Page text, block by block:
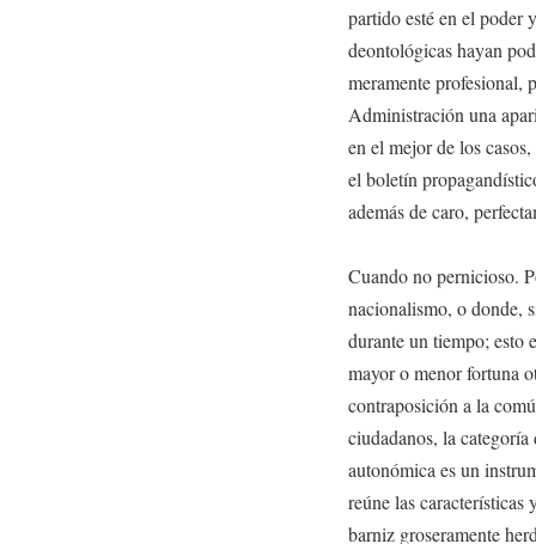
partido esté en el poder
deontológicas hayan
meramente profesional,
Administración una
en el mejor de los
el boletín
además de caro,
Cuando no pernicioso.
nacionalismo, o donde,
durante un tiempo; esto
mayor o menor fortuna
contraposición a la
ciudadanos, la
autonómica es un
reúne las características
barniz groseramente